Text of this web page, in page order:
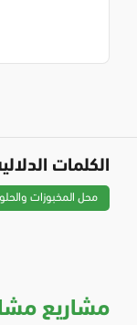
الكلمات
محل المخبوزات
مشاريع